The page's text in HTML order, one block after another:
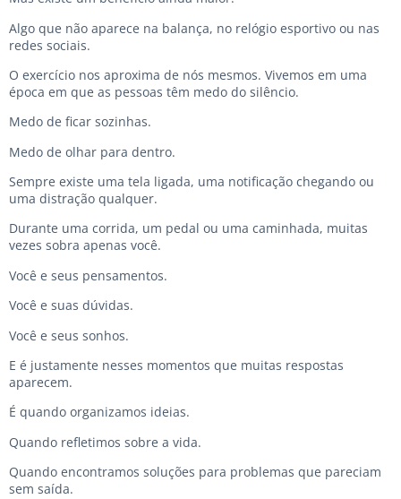
Algo que não aparece na balança, no relógio esportivo ou nas
redes sociais.
O exercício nos aproxima de nós mesmos. Vivemos em uma
época em que as pessoas têm medo do silêncio.
Medo de ficar sozinhas.
Medo de olhar para dentro.
Sempre existe uma tela ligada, uma notificação chegando ou
uma distração qualquer.
Durante uma corrida, um pedal ou uma caminhada, muitas
vezes sobra apenas você.
Você e seus pensamentos.
Você e suas dúvidas.
Você e seus sonhos.
E é justamente nesses momentos que muitas respostas
aparecem.
É quando organizamos ideias.
Quando refletimos sobre a vida.
Quando encontramos soluções para problemas que pareciam
sem saída.